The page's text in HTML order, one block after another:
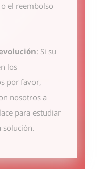
el reembolso
: Si su
los
por favor,
nosotros a
para estudiar
solución.